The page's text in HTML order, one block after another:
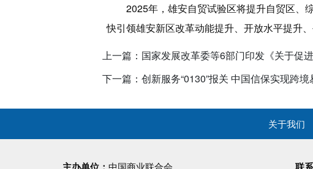
2025年，雄安自贸试验区将提升自贸区、
快引领雄安新区改革动能提升、开放水平提升
上一篇：国家发展改革委等6部门印发《关于促
下一篇：创新服务“0130”报关 中国信保实现跨
关于我们
中国商业联合会